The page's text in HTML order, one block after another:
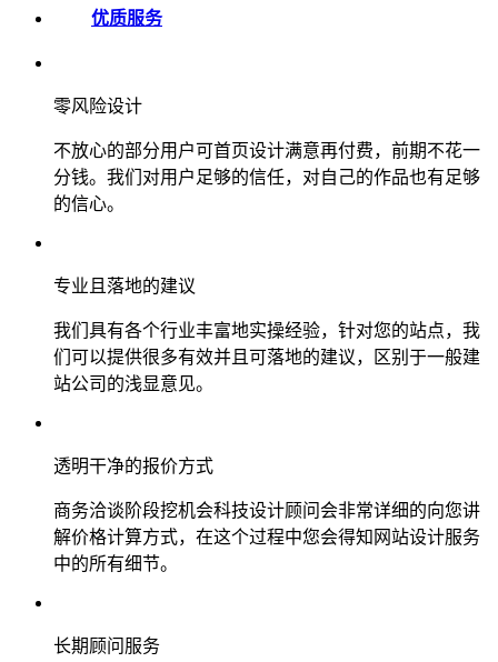
优质服务
零风险设计
不放心的部分用户可首页设计满意再付费，前期不花一
分钱。我们对用户足够的信任，对自己的作品也有足够
的信心。
专业且落地的建议
我们具有各个行业丰富地实操经验，针对您的站点，我
们可以提供很多有效并且可落地的建议，区别于一般建
站公司的浅显意见。
透明干净的报价方式
商务洽谈阶段挖机会科技设计顾问会非常详细的向您讲
解价格计算方式，在这个过程中您会得知网站设计服务
中的所有细节。
长期顾问服务